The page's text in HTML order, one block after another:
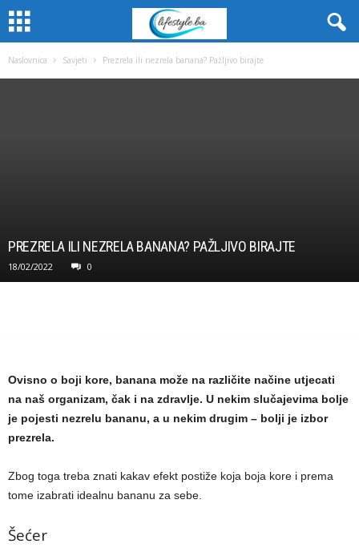
Naslovnica Savjeti Prezrela ili nezrela banana? Pažljivo birajte
PREZRELA ILI NEZRELA BANANA? PAŽLJIVO BIRAJTE
18/02/2022 0
Ovisno o boji kore, banana može na različite načine utjecati
na naš organizam, čak i na zdravlje. U nekim slučajevima bolje
je pojesti nezrelu bananu, a u nekim drugim – bolji je izbor
prezrela.
Zbog toga treba znati kakav efekt postiže koja boja kore i prema
tome izabrati idealnu bananu za sebe.
Šećer